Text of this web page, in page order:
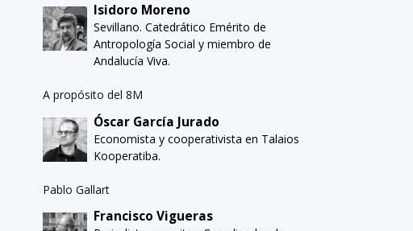
Isidoro Moreno
Sevillano. Catedrático Emérito de
Antropología Social y miembro de
Andalucía Viva.
A propósito del 8M
Óscar García Jurado
Economista y cooperativista en Talaios
Kooperatiba.
Pablo Gallart
Francisco Vigueras